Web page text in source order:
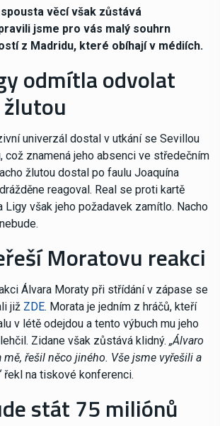
věcí však zůstává
jsme pro vás malý souhrn
z Madridu, které obíhají v médiích.
odmítla odvolat
univerzál dostal v utkání se Sevillou
což znamená jeho absenci ve středečním
žlutou dostal po faulu Joaquína
reagoval. Real se proti kartě
Ligy však jeho požadavek zamítlo. Nacho
Moratovu reakci
Álvara Moraty při střídání v zápase se
již ZDE. Morata je jedním z hráčů, kteří
v létě odejdou a tento výbuch mu jeho
Zidane však zůstává klidný. „Álvaro
mě, řešil něco jiného. Vše jsme vyřešili a
řekl na tiskové konferenci.
stát 75 miliónů